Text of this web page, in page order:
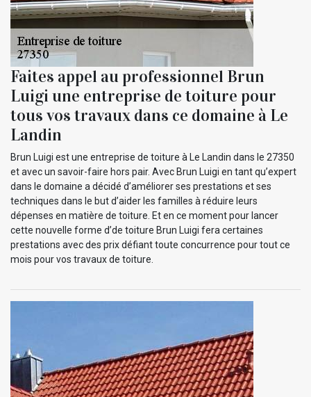
Faites appel au professionnel Brun
Luigi une entreprise de toiture pour
tous vos travaux dans ce domaine à Le
Landin
Brun Luigi est une entreprise de toiture à Le Landin dans le 27350
et avec un savoir-faire hors pair. Avec Brun Luigi en tant qu’expert
dans le domaine a décidé d’améliorer ses prestations et ses
techniques dans le but d’aider les familles à réduire leurs
dépenses en matière de toiture. Et en ce moment pour lancer
cette nouvelle forme d’de toiture Brun Luigi fera certaines
prestations avec des prix défiant toute concurrence pour tout ce
mois pour vos travaux de toiture.